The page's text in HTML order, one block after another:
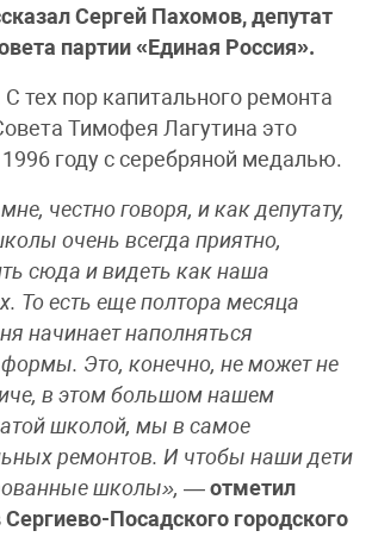
Сергей Пахомов, депутат
партии «Единая Россия».
тех пор капитального ремонта
Тимофея Лагутина это
году с серебряной медалью.
честно говоря, и как депутату,
очень всегда приятно,
сюда и видеть как наша
То есть еще полтора месяца
начинает наполняться
формы. Это, конечно, не может не
в этом большом нашем
школой, мы в самое
ремонтов. И чтобы наши дети
школы»,—отметил
Посадского городского